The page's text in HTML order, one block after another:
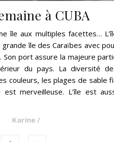
à CUBA
île aux multiples facettes…
île des Caraïbes avec
Son port assure la majeure
du pays. La diversité
couleurs, les plages de sable
merveilleuse. L’île est
Karine/